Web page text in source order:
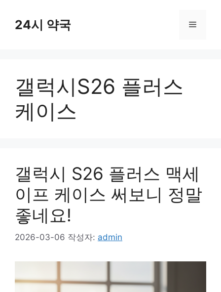
24시 약국 메
갤럭시S26 플러스
케이스
갤럭시 S26 플러스 맥세
이프 케이스 써보니 정말
좋네요!
2026-03-06 작성자: admin